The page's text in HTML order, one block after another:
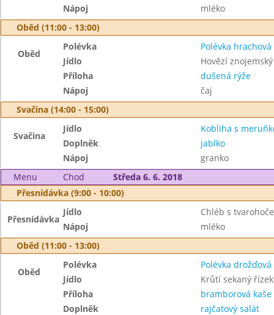
Nápoj
mléko
Oběd (11:00 - 13:00)
Oběd
Polévka
Polévka hrachová
Jídlo
Hovězí
Příloha
dušená rýže
Nápoj
čaj
Svačina (14:00 - 15:00)
Svačina
Jídlo
Kobliha s
Doplněk
jablko
Nápoj
granko
Menu
Chod
Středa 6. 6. 2018
Přesnídávka (9:00 - 10:00)
Přesnídávka
Jídlo
Chléb s
Nápoj
mléko
Oběd (11:00 - 13:00)
Oběd
Polévka
Polévka drožďová
Jídlo
Krůtí sekaný
Příloha
bramborová kaše
Doplněk
rajčatový salát